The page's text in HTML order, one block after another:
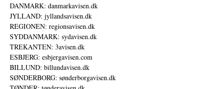
DANMARK: danmarkavisen.dk
JYLLAND: jyllandsavisen.dk
REGIONEN: regionsavisen.dk
SYDDANMARK: sydavisen.dk
TREKANTEN: 3avisen.dk
ESBJERG: esbjergavisen.com
BILLUND: billundavisen.dk
SØNDERBORG: sønderborgavisen.dk